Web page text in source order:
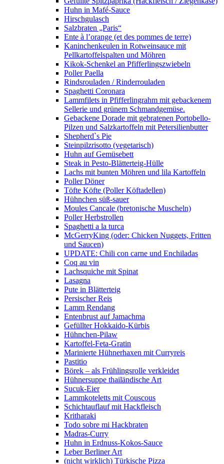
Huhn in Mafé-Sauce
Hirschgulasch
Salzbraten „Paris“
Ente à l’orange (et des pommes de terre)
Kaninchenkeulen in Rotweinsauce mit
Pellkartoffelspalten und Möhren
Kikok-Schenkel an Pfifferlingszwiebeln
Poller Paella
Rindsrouladen / Rinderrouladen
Spaghetti Coronara
Lammfilets in Pfifferlingrahm mit gebackenem
Sellerie und grünem Schmandgemüse.
Gebackene Dorade mit gebratenen Portobello-
Pilzen und Salzkartoffeln mit Petersilienbutter
Shepherd`s Pie
Steinpilzrisotto (vegetarisch)
Huhn auf Gemüsebett
Steak in Pesto-Blätterteig-Hülle
Lachs mit bunten Möhren und lila Kartoffeln
Poller Döner
Töfte Köfte (Poller Köftadellen)
Hühnchen süß-sauer
Moules Cancale (bretonische Muscheln)
Poller Herbstrollen
Spaghetti a la turca
McGerryKing (oder: Chicken Nuggets, Fritten
und Saucen)
UPDATE: Chili con carne und Enchiladas
Coq au vin
Lachsquiche mit Spinat
Lasagna
Pute in Blätterteig
Persischer Reis
Lamm Rendang
Entenbrust auf Jamachma
Gefüllter Hokkaido-Kürbis
Hühnchen-Pilaw
Kartoffel-Feta-Gratin
Marinierte Hühnerhaxen mit Curryreis
Pastitio
Börek – als Frühlingsrolle verkleidet
Hühnersuppe thailändische Art
Sucuk-Eier
Lammkoteletts mit Couscous
Schichtauflauf mit Hackfleisch
Kritharaki
Todo sobre mi Hackbraten
Madras-Curry
Huhn in Erdnuss-Kokos-Sauce
Leber Berliner Art
(nicht wirklich) Türkische Pizza